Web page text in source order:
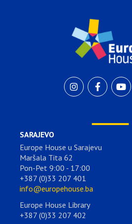
SARAJEVO
Europe House u Sarajevu
Maršala Tita 62
Pon-Pet 9:00 - 17:00
+387 (0)33 207 401
info@europehouse.ba
Europe House Library
+387 (0)33 207 402